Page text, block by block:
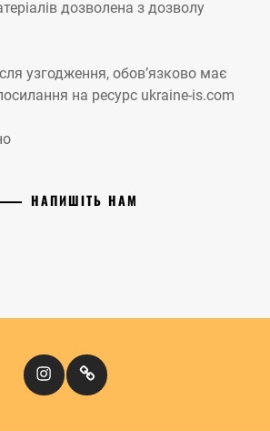
дозволена з дозволу
узгодження, обов’язково має
на ресурс ukraine-is.com
НАПИШІТЬ НАМ
InstagramКіномандри